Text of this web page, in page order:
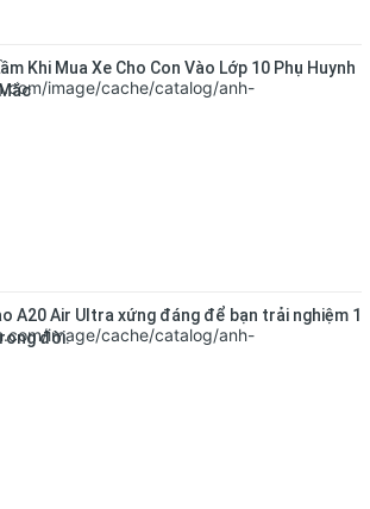
Khi Mua Xe Cho Con Vào Lớp 10 Phụ Huynh
A20 Air Ultra xứng đáng để bạn trải nghiệm 1
đời.